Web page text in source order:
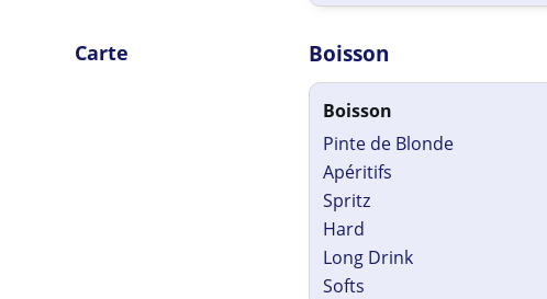
Carte Boisson
Boisson
Pinte de Blonde
Apéritifs
Spritz
Hard
Long Drink
Softs